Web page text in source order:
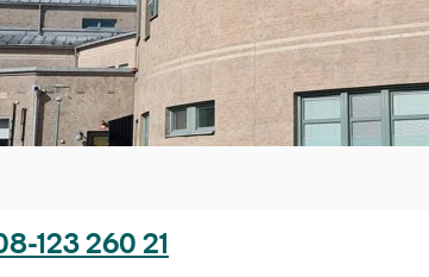
123 260 21